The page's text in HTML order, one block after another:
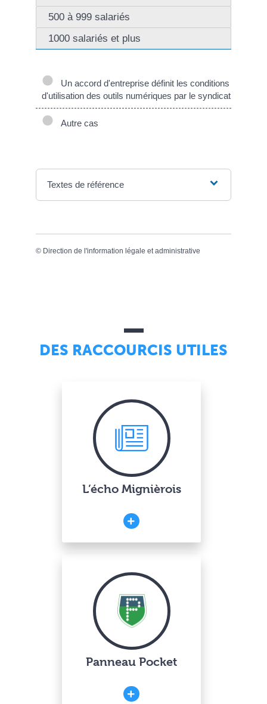
500 à 999 salariés
1000 salariés et plus
Un accord d'entreprise définit les conditions
d'utilisation des outils numériques par le syndicat
Autre cas
Textes de référence
© Direction de l'information légale et administrative
DES RACCOURCIS UTILES
L’écho Mignièrois
Panneau Pocket